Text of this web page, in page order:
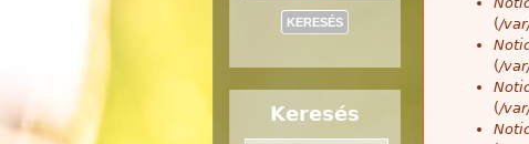
(/
(/
(/
Keresés